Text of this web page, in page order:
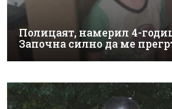
Полицаят, намерил 4-
Започна силно да ме